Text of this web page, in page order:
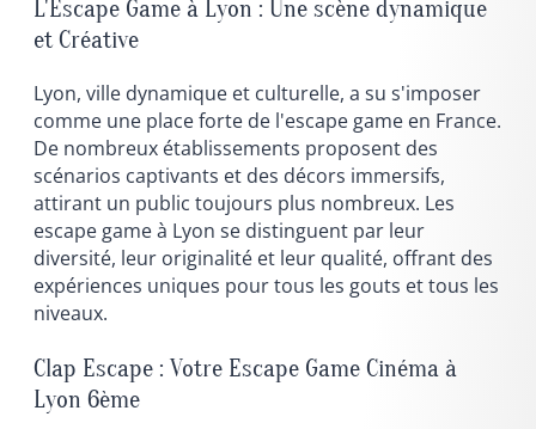
L'Escape Game à Lyon : Une scène dynamique
et Créative
Lyon, ville dynamique et culturelle, a su s'imposer
comme une place forte de l'escape game en France.
De nombreux établissements proposent des
scénarios captivants et des décors immersifs,
attirant un public toujours plus nombreux. Les
escape game à Lyon se distinguent par leur
diversité, leur originalité et leur qualité, offrant des
expériences uniques pour tous les gouts et tous les
niveaux.
Clap Escape : Votre Escape Game Cinéma à
Lyon 6ème